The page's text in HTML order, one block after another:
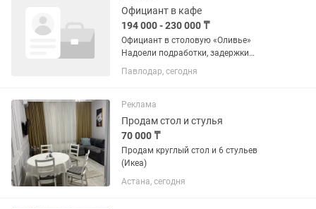
Официант в кафе
194 000 - 230 000 ₸
Официант в столовую «Оливье»
Надоели подработки, задержки
зарплаты и обещания «когда-нибудь
оформить»? У нас всё понятно:
в месяц и официальное...
Павлодар, сегодня
Реклама
Продам стол и стулья
70 000 ₸
Продам круглый стол и 6 стульев
(Икеа)
Астана, сегодня